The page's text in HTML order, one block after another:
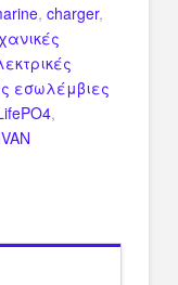
, charger,
εσωλέμβιες
,